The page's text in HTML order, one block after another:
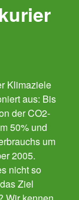
Klimaziele
aus: Bis
der CO2-
50% und
um
2005.
nicht so
Ziel